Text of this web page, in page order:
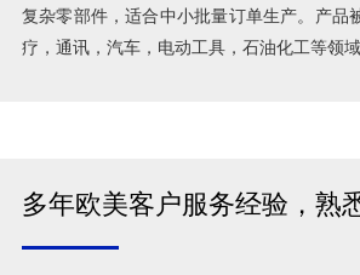
复杂零部件，适合中小批量订单生产。产品
疗，通讯，汽车，电动工具，石油化工等领域
多年欧美客户服务经验，熟